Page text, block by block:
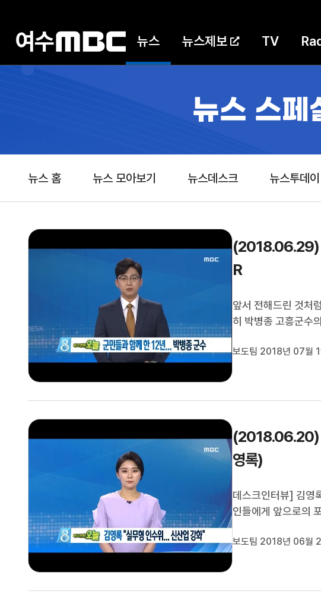
뉴스 뉴스제보 TV
뉴스 스페
뉴스 홈 뉴스 모아보기 뉴스데스크 뉴스투데이
(2018.06.29)
R
앞서 전해드린 것처
히 박병종 고흥군수
에 대해 들어봅니다
보도팀 2018년 07월
(2018.06.20) 전남도지사
영록)
데스크인터뷰] 김영
인들에게 앞으로의
해 인구 감소와 일자
보도팀 2018년 06월